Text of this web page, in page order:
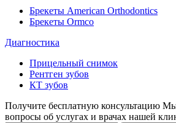
Брекеты American Orthodontics
Брекеты Ormco
Диагностика
Прицельный снимок
Рентген зубов
КТ зубов
Получите бесплатную консультацию Мы
вопросы об услугах и врачах нашей